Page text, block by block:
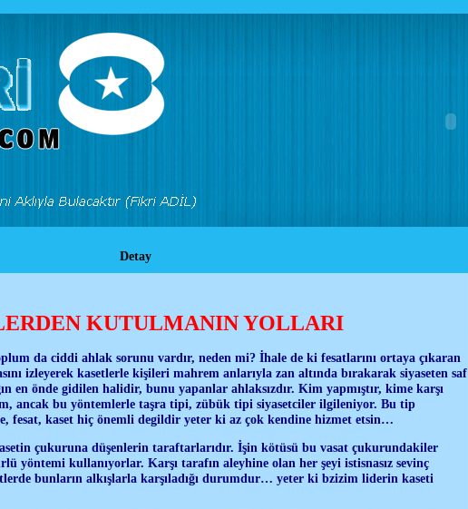
Detay
KUTULMANIN YOLLARI
da ciddi ahlak sorunu vardır, neden mi? İhale de ki fesatlarını ortaya çıkaran
izleyerek kasetlerle kişileri mahrem anlarıyla zan altında bırakarak siyaseten saf
en önde gidilen halidir, bunu yapanlar ahlaksızdır. Kim yapmıştır, kime karşı
ancak bu yöntemlerle taşra tipi, zübük tipi siyasetciler ilgileniyor. Bu tip
fesat, kaset hiç önemli degildir yeter ki az çok kendine hizmet etsin…
çukuruna düşenlerin taraftarlarıdır. İşin kötüsü bu vasat çukurundakiler
yöntemi kullanıyorlar. Karşı tarafın aleyhine olan her şeyi istisnasız sevinç
bunların alkışlarla karşıladığı durumdur… yeter ki bzizim liderin kaseti